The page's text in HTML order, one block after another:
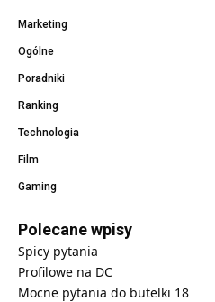
Marketing
Ogólne
Poradniki
Ranking
Technologia
Film
Gaming
Polecane wpisy
Spicy pytania
Profilowe na DC
Mocne pytania do butelki 18